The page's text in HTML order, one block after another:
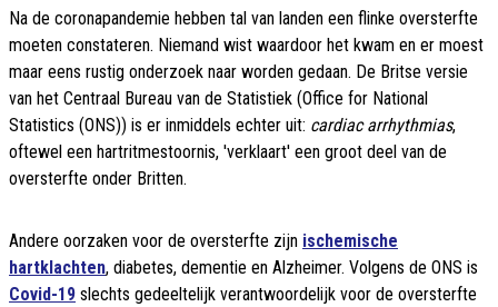
Na de coronapandemie hebben tal van landen een flinke oversterfte
moeten constateren. Niemand wist waardoor het kwam en er moest
maar eens rustig onderzoek naar worden gedaan. De Britse versie
van het Centraal Bureau van de Statistiek (Office for National
Statistics (ONS)) is er inmiddels echter uit: cardiac arrhythmias,
oftewel een hartritmestoornis, 'verklaart' een groot deel van de
oversterfte onder Britten.
Andere oorzaken voor de oversterfte zijn ischemische
hartklachten, diabetes, dementie en Alzheimer. Volgens de ONS is
Covid-19 slechts gedeeltelijk verantwoordelijk voor de oversterfte